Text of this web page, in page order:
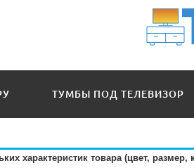
ТУМБЫ ПОД ТЕЛЕВИЗОР
характеристик товара (цвет,